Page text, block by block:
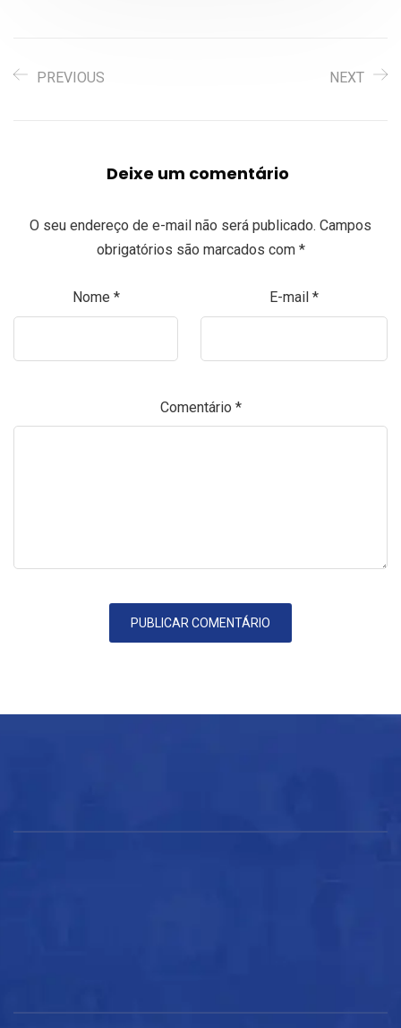
PREVIOUS NEXT
Deixe um comentário
O seu endereço de e-mail não será publicado. Campos
obrigatórios são marcados com *
Nome * E-mail *
Comentário *